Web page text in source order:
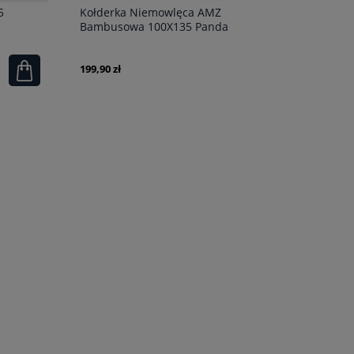
Kołderka Niemowlęca AMZ
Bambusowa 100X135 Panda
199,90 zł